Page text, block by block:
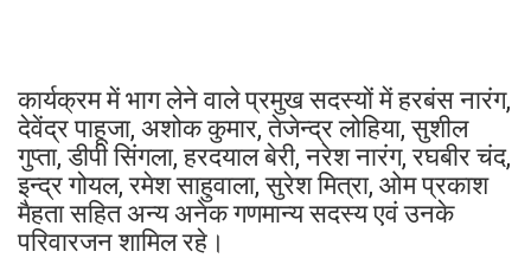
कार्यक्रम में भाग लेने वाले प्रमुख सदस्यों में हरबंस नारंग,
देवेंद्र पाहूजा, अशोक कुमार, तेजेन्द्र लोहिया, सुशील
गुप्ता, डीपी सिंगला, हरदयाल बेरी, नरेश नारंग, रघबीर चंद,
इन्द्र गोयल, रमेश साहुवाला, सुरेश मित्रा, ओम प्रकाश
मैहता सहित अन्य अनेक गणमान्य सदस्य एवं उनके
परिवारजन शामिल रहे।